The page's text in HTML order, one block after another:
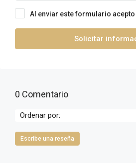
Al enviar este formulario acepto
Solicitar
0 Comentario
Ordenar por:
Escribe una reseña